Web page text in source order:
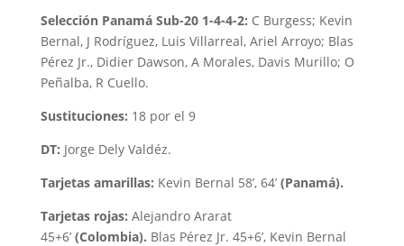
Selección Panamá Sub-20 1-4-4-2: C Burgess; Kevin
Bernal, J Rodríguez, Luis Villarreal, Ariel Arroyo; Blas
Pérez Jr., Didier Dawson, A Morales, Davis Murillo; O
Peñalba, R Cuello.
Sustituciones: 18 por el 9
DT: Jorge Dely Valdéz.
Tarjetas amarillas: Kevin Bernal 58’, 64’ (Panamá).
Tarjetas rojas: Alejandro Ararat
45+6’ (Colombia). Blas Pérez Jr. 45+6’, Kevin Bernal